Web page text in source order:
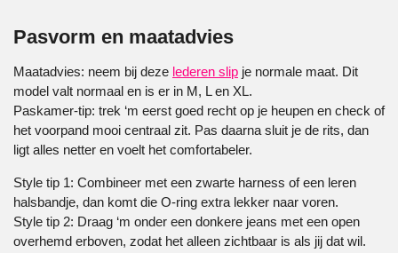
Pasvorm en maatadvies
Maatadvies: neem bij deze lederen slip je normale maat. Dit
model valt normaal en is er in M, L en XL.
Paskamer-tip: trek ‘m eerst goed recht op je heupen en check of
het voorpand mooi centraal zit. Pas daarna sluit je de rits, dan
ligt alles netter en voelt het comfortabeler.
Style tip 1: Combineer met een zwarte harness of een leren
halsbandje, dan komt die O-ring extra lekker naar voren.
Style tip 2: Draag ‘m onder een donkere jeans met een open
overhemd erboven, zodat het alleen zichtbaar is als jij dat wil.